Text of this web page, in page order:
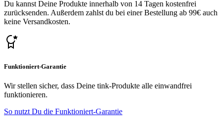
Du kannst Deine Produkte innerhalb von 14 Tagen kostenfrei
zurücksenden. Außerdem zahlst du bei einer Bestellung ab 99€ auch
keine Versandkosten.
Funktioniert-Garantie
Wir stellen sicher, dass Deine tink-Produkte alle einwandfrei
funktionieren.
So nutzt Du die Funktioniert-Garantie